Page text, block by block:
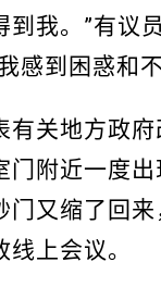
我。”有议
感到困惑和
有关地方政府
门附近一度出
门又缩了回来
上会议。